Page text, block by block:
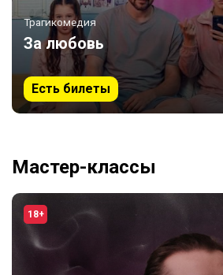
Трагикомедия
За любовь
Есть билеты
Мастер-классы
18+